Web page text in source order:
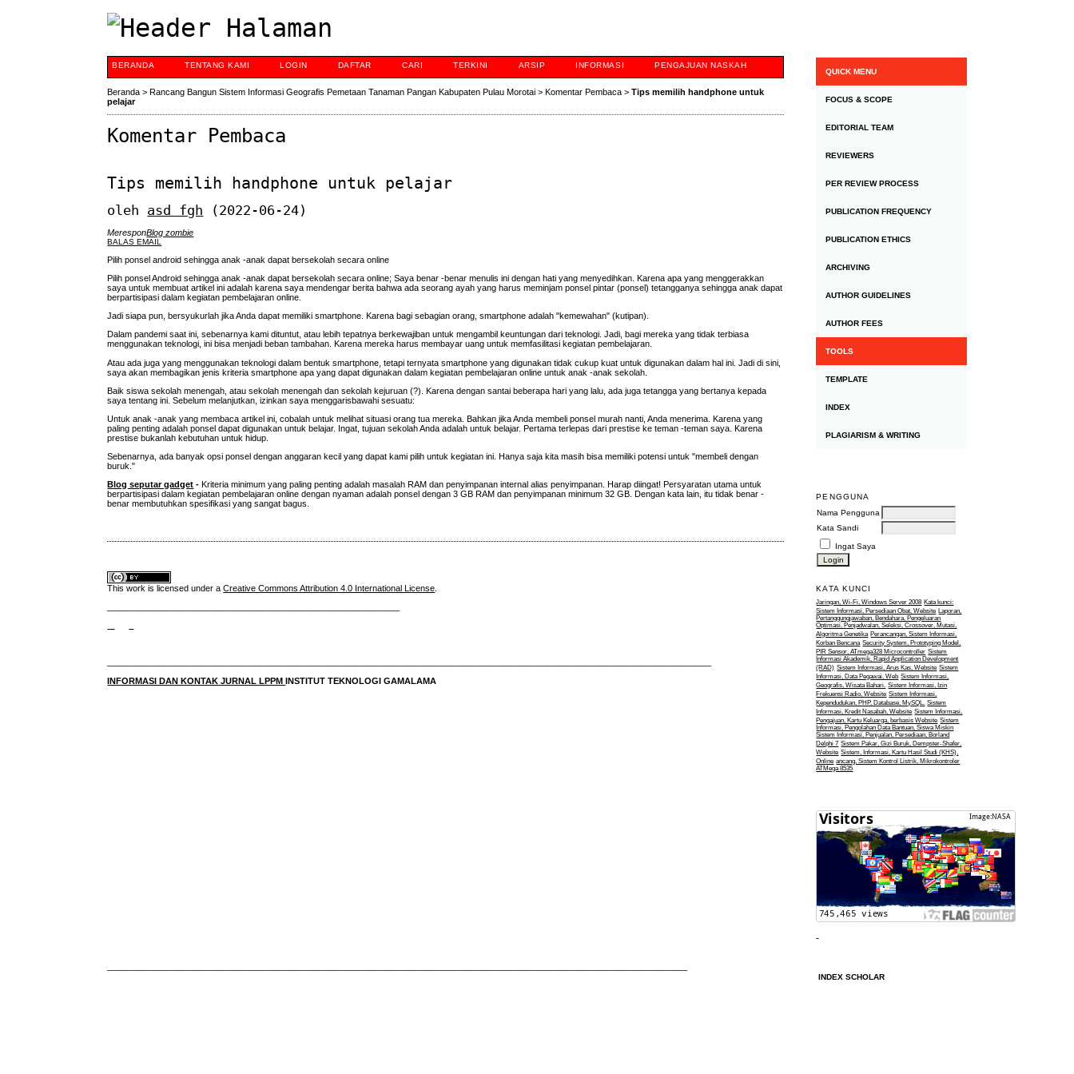
QUICK MENU
FOCUS & SCOPE
EDITORIAL TEAM
REVIEWERS
PER REVIEW PROCESS
PUBLICATION FREQUENCY
PUBLICATION ETHICS
ARCHIVING
AUTHOR GUIDELINES
AUTHOR FEES
TOOLS
TEMPLATE
INDEX
PLAGIARISM & WRITING
PENGGUNA
Nama Pengguna
Kata Sandi
Ingat Saya
KATA KUNCI
Jaringan, Wi-Fi, Windows Server 2008 Kata kunci:
Sistem Informasi, Persediaan Obat, Website Laporan,
Pertanggungjawaban, Bendahara, Pengeluaran
Optimasi, Penjadwalan, Seleksi, Crossover, Mutasi,
Algoritma Genetika Perancangan, Sistem Informasi,
Korban Bencana Security System, Prototyping Model,
PIR Sensor, ATmega328 Microcontroller Sistem
Informasi Akademik, Rapid Application Development
(RAD) Sistem Informasi, Arus Kas, Website Sistem
Informasi, Data Pegawai, Web Sistem Informasi,
Geografis, Wisata Bahari. Sistem Informasi, Izin
Frekuensi Radio, Website Sistem Informasi,
Kependudukan, PHP, Database, MySQL. Sistem
Informasi, Kredit Nasabah, Website Sistem Informasi,
Pengajuan, Kartu Keluarga, berbasis Website Sistem
Informasi, Pengolahan Data Bantuan, Siswa Miskin
Sistem Informasi, Penjualan, Persediaan, Borland
Delphi 7 Sistem Pakar, Gizi Buruk, Dempster-Shafer,
Website Sistem, Informasi, Kartu Hasil Studi (KHS),
Online ancang, Sistem Kontrol Listrik, Mikrokontroler
ATMega 8535
INDEX SCHOLAR
BERANDA TENTANG KAMI LOGIN DAFTAR CARI TERKINI ARSIP INFORMASI PENGAJUAN NASKAH
Beranda >Rancang Bangun Sistem Informasi Geografis Pemetaan Tanaman Pangan Kabupaten Pulau Morotai >Komentar Pembaca >Tips memilih handphone untuk
pelajar
Komentar Pembaca
Tips memilih handphone untuk pelajar
oleh asd fgh (2022-06-24)
MeresponBlog zombie
BALAS EMAIL
Pilih ponsel android sehingga anak -anak dapat bersekolah secara online
Pilih ponsel Android sehingga anak -anak dapat bersekolah secara online; Saya benar -benar menulis ini dengan hati yang menyedihkan. Karena apa yang menggerakkan
saya untuk membuat artikel ini adalah karena saya mendengar berita bahwa ada seorang ayah yang harus meminjam ponsel pintar (ponsel) tetangganya sehingga anak dapat
berpartisipasi dalam kegiatan pembelajaran online.
Jadi siapa pun, bersyukurlah jika Anda dapat memiliki smartphone. Karena bagi sebagian orang, smartphone adalah "kemewahan" (kutipan).
Dalam pandemi saat ini, sebenarnya kami dituntut, atau lebih tepatnya berkewajiban untuk mengambil keuntungan dari teknologi. Jadi, bagi mereka yang tidak terbiasa
menggunakan teknologi, ini bisa menjadi beban tambahan. Karena mereka harus membayar uang untuk memfasilitasi kegiatan pembelajaran.
Atau ada juga yang menggunakan teknologi dalam bentuk smartphone, tetapi ternyata smartphone yang digunakan tidak cukup kuat untuk digunakan dalam hal ini. Jadi di sini,
saya akan membagikan jenis kriteria smartphone apa yang dapat digunakan dalam kegiatan pembelajaran online untuk anak -anak sekolah.
Baik siswa sekolah menengah, atau sekolah menengah dan sekolah kejuruan (?). Karena dengan santai beberapa hari yang lalu, ada juga tetangga yang bertanya kepada
saya tentang ini. Sebelum melanjutkan, izinkan saya menggarisbawahi sesuatu:
Untuk anak -anak yang membaca artikel ini, cobalah untuk melihat situasi orang tua mereka. Bahkan jika Anda membeli ponsel murah nanti, Anda menerima. Karena yang
paling penting adalah ponsel dapat digunakan untuk belajar. Ingat, tujuan sekolah Anda adalah untuk belajar. Pertama terlepas dari prestise ke teman -teman saya. Karena
prestise bukanlah kebutuhan untuk hidup.
Sebenarnya, ada banyak opsi ponsel dengan anggaran kecil yang dapat kami pilih untuk kegiatan ini. Hanya saja kita masih bisa memiliki potensi untuk "membeli dengan
buruk."
Blog seputar gadget - Kriteria minimum yang paling penting adalah masalah RAM dan penyimpanan internal alias penyimpanan. Harap diingat! Persyaratan utama untuk
berpartisipasi dalam kegiatan pembelajaran online dengan nyaman adalah ponsel dengan 3 GB RAM dan penyimpanan minimum 32 GB. Dengan kata lain, itu tidak benar -
benar membutuhkan spesifikasi yang sangat bagus.
This work is licensed under aCreative Commons Attribution 4.0 International License
INFORMASI DAN KONTAK JURNAL LPPMINSTITUT TEKNOLOGI GAMALAMA